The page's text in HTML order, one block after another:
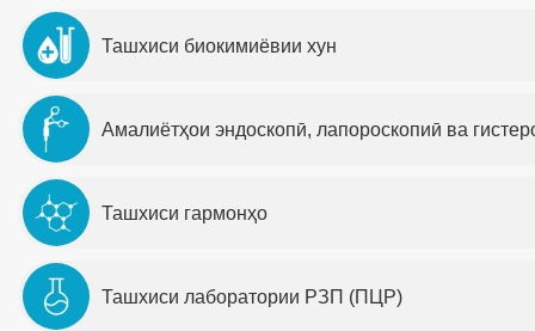
Ташхиси биокимиёвии хун
Амалиётҳои эндоскопӣ, лапороскопиӣ ва
Ташхиси гармонҳо
Ташхиси лаборатории РЗП (ПЦР)